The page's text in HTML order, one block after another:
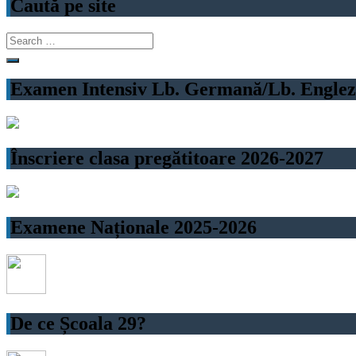
Caută pe site
Search
for:
Examen Intensiv Lb. Germană/Lb.
Înscriere clasa pregătitoare 2026-2027
Examene Naționale 2025-2026
De ce Școala 29?